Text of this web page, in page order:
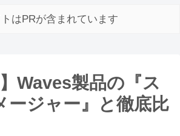
はPRが含まれています
Waves製品の『ス
ージャー』と徹底比